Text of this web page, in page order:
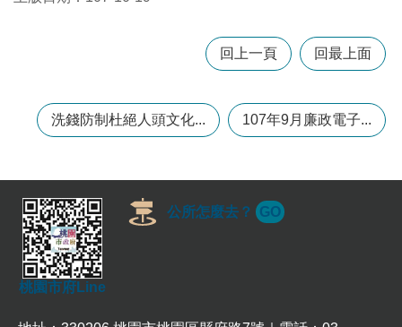
便
民
資
訊
機
通
回上一頁 回最上面
洗錢防制杜絕人頭文化... 107年9月廉政電子...
桃園市府Line
公所怎麼去？ GO